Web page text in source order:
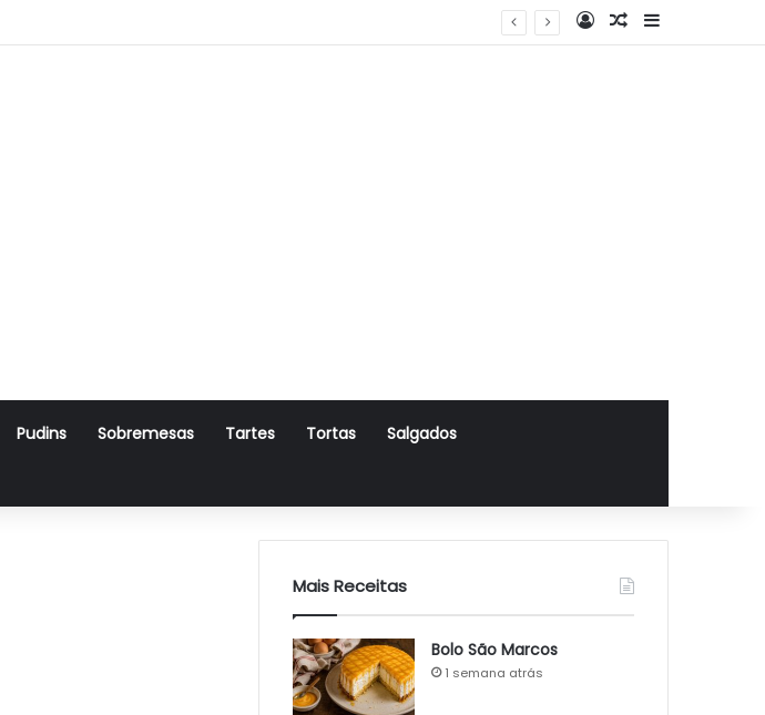
Log InArtigo Aleatório
Sidebar
Pudins Sobremesas Tartes Tortas Salgados
Mais Receitas
Bolo São Marcos
1 semana atrás